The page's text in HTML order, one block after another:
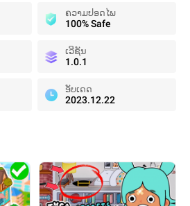
ຄວາມປອດໄພ
100% Safe
ເວີຊັນ
1.0.1
ອັບເດດ
2023.12.22